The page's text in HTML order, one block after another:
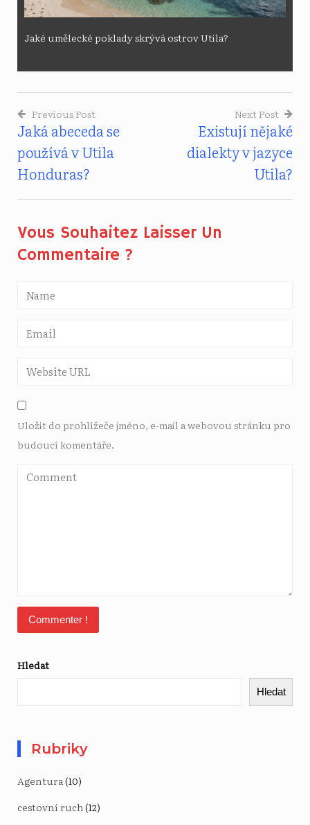
Jaké umělecké poklady skrývá ostrov Utila?
Navigace
Pro
Příspěvek
Previous Post
Jaká abeceda se
používá v Utila
Honduras?
Next Post
Existují nějaké
dialekty v jazyce
Utila?
Vous Souhaitez Laisser Un
Commentaire ?
Uložit do prohlížeče jméno, e-mail a webovou stránku pro
budoucí komentáře.
Hledat
Hledat
Rubriky
Agentura (10)
cestovní ruch (12)